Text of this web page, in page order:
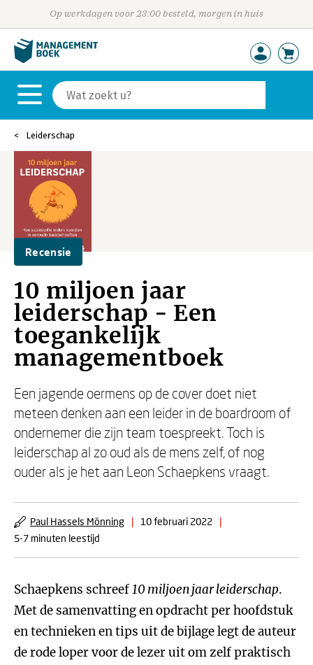
Op werkdagen voor 23:00 besteld, morgen in huis
Leiderschap
Recensie
10 miljoen jaar
leiderschap - Een
toegankelijk
managementboek
Een jagende oermens op de cover doet niet
meteen denken aan een leider in de boardroom of
ondernemer die zijn team toespreekt. Toch is
leiderschap al zo oud als de mens zelf, of nog
ouder als je het aan Leon Schaepkens vraagt.
Paul Hassels Mönning | 10 februari 2022
|
5-7 minuten leestijd
Schaepkens schreef10 miljoen jaar leiderschap.
Met de samenvatting en opdracht per hoofdstuk
en technieken en tips uit de bijlage legt de auteur
de rode loper voor de lezer uit om zelf praktisch